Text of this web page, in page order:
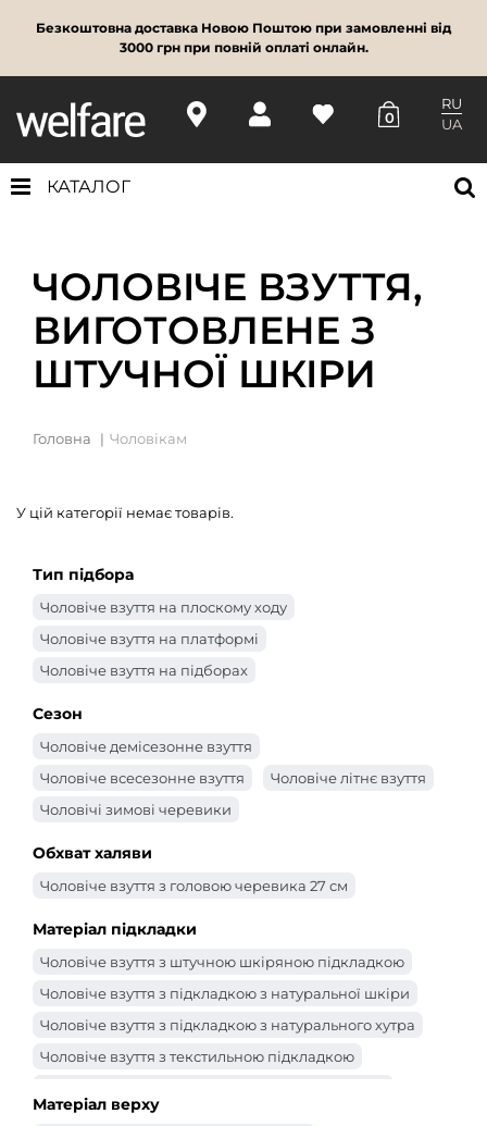
Безкоштовна доставка Новою Поштою при замовленні від
3000 грн при повній оплаті онлайн.
0
RU
UA
КАТАЛОГ
ЧОЛОВІЧЕ ВЗУТТЯ,
ВИГОТОВЛЕНЕ З
ШТУЧНОЇ ШКІРИ
Головна Чоловікам
У цій категорії немає товарів.
Тип підбора
Чоловіче взуття на плоскому ходу
Чоловіче взуття на платформі
Чоловіче взуття на підборах
Сезон
Чоловіче демісезонне взуття
Чоловіче всесезонне взуття
Чоловіче літнє взуття
Чоловічі зимові черевики
Обхват халяви
Чоловіче взуття з головою черевика 27 см
Матеріал підкладки
Чоловіче взуття з штучною шкіряною підкладкою
Чоловіче взуття з підкладкою з натуральної шкіри
Чоловіче взуття з підкладкою з натурального хутра
Чоловіче взуття з текстильною підкладкою
Матеріал верху